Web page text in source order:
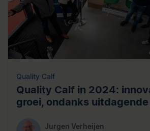
Quality Calf
Quality Calf in 2024:
groei, ondanks
Jurgen Verheijen